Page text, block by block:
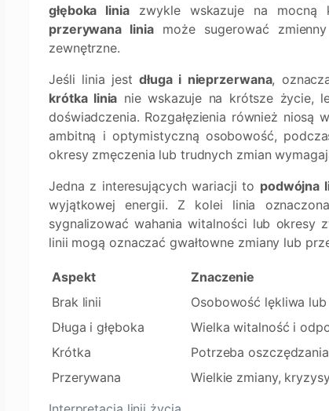
głęboka linia zwykle wskazuje na
przerywana liniamoże sugerować
zewnętrzne.
Jeśli linia jestdługa i nieprzerwana,
krótka linia nie wskazuje na krótsze życie,
doświadczenia. Rozgałęzienia również niosą
ambitną i optymistyczną osobowość,
okresy zmęczenia lub trudnych zmian
Jedna z interesujących wariacji to podwójna
wyjątkowej energii. Z kolei linia
sygnalizować wahania witalności lub okresy
linii mogą oznaczać gwałtowne zmiany lub
Aspekt
Znaczenie
Brak linii
Osobowość lękliwa
Długa i głęboka
Wielka witalność i
Krótka
Potrzeba
Przerywana
Wielkie zmiany,